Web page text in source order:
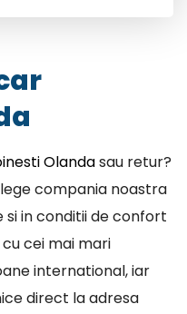
Olandasau retur?
compania noastra
si in conditii de confort
cei mai mari
international, iar
direct la adresa